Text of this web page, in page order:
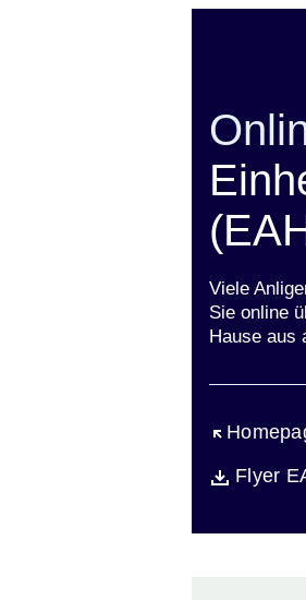
Viele
Sie online
Hause aus
Öffnet
DateiFlyer
Öffnet